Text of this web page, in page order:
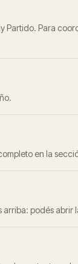
Partido. Para
en la
podés